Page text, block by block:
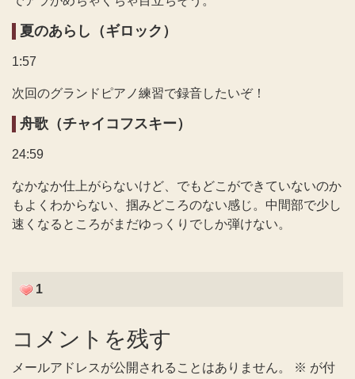
夏のあらし（ギロック）
1:57
次回のグランドピアノ練習で録音したいぞ！
舟歌（チャイコフスキー）
24:59
なかなか仕上がらないけど、でもどこができていないのか
もよくわからない、掴みどころのない感じ。中間部で少し
速くなるところがまだゆっくりでしか弾けない。
1
コメントを残す
メールアドレスが公開されることはありません。 ※ が付